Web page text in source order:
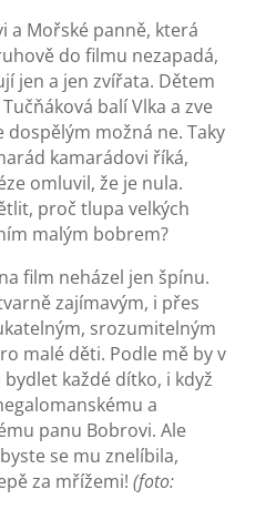
a Mořské panně, která
do filmu nezapadá,
jen a jen zvířata. Dětem
balí Vlka a zve
dospělým možná ne. Taky
kamarádovi říká,
omluvil, že je nula.
proč tlupa velkých
malým bobrem?
film neházel jen špínu.
zajímavým, i přes
srozumitelným
malé děti. Podle mě by v
každé dítko, i když
a
panu Bobrovi. Ale
se mu znelíbila,
za mřížemi! (foto: